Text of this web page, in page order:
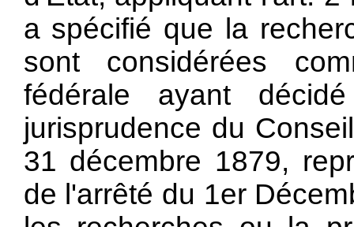
a spécifié que la
sont considérées
fédérale ayant
jurisprudence du
31 décembre 1879,
de l'arrêté du 1er